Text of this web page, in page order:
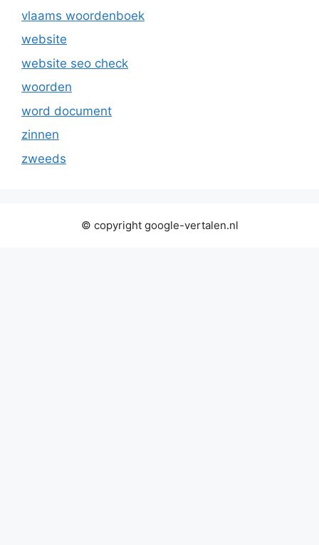
vlaams woordenboek
website
website seo check
woorden
word document
zinnen
zweeds
© copyright google-vertalen.nl